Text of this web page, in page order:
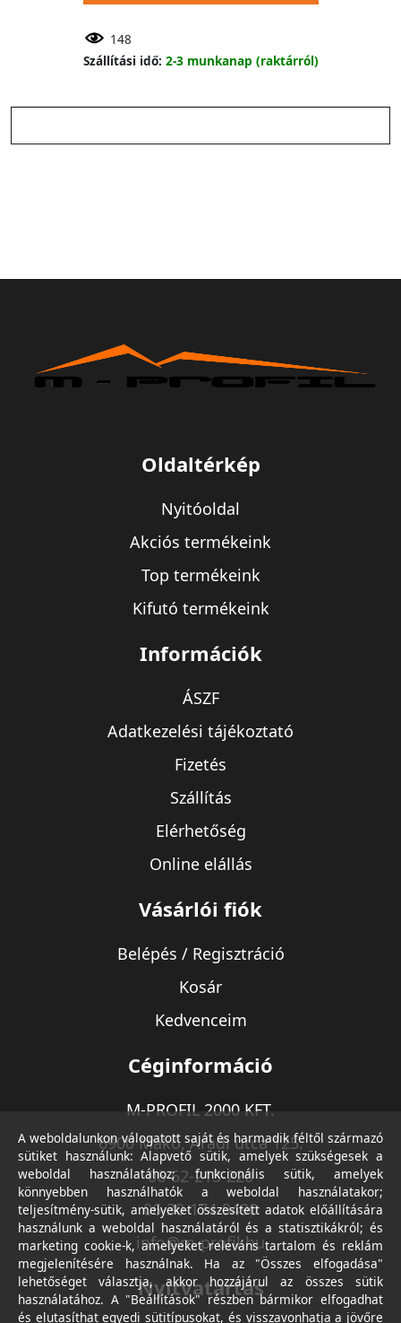
148
Szállítási idő: 2-3 munkanap (raktárról)
Oldaltérkép
Nyitóoldal
Akciós termékeink
Top termékeink
Kifutó termékeink
Információk
ÁSZF
Adatkezelési tájékoztató
Fizetés
Szállítás
Elérhetőség
Online elállás
Vásárlói fiók
Belépés / Regisztráció
Kosár
Kedvenceim
Céginformáció
M-PROFIL 2000 KFT.
6900 Makó, Aradi utca 125.
06-62-213-220
06-30-174-9490
info@m-profil.hu
Nyitvatartás
A weboldalunkon válogatott saját és harmadik féltől származó
sütiket használunk: Alapvető sütik, amelyek szükségesek a
weboldal használatához; funkcionális sütik, amelyek
könnyebben használhatók a weboldal használatakor;
teljesítmény-sütik, amelyeket összesített adatok előállítására
használunk a weboldal használatáról és a statisztikákról; és
marketing cookie-k, amelyeket releváns tartalom és reklám
megjelenítésére használnak. Ha az "Összes elfogadása"
lehetőséget választja, akkor hozzájárul az összes sütik
használatához. A "Beállítások" részben bármikor elfogadhat
és elutasíthat egyedi sütitípusokat, és visszavonhatja a jövőre